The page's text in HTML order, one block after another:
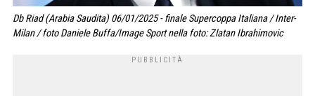
Db Riad (Arabia Saudita) 06/01/2025 - finale Supercoppa Italiana / Inter-
Milan / foto Daniele Buffa/Image Sport nella foto: Zlatan Ibrahimovic